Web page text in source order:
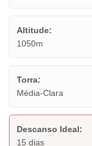
Altitude:
1050m
Torra:
Média-Clara
Descanso Ideal:
15 dias